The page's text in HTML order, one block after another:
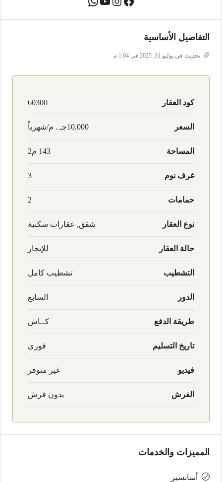
التفاصيل الأساسية
تحديث في يوليو 31, 2025 في 1:04 م
كود العقار 60300
السعر 10,000جـ . م/شهرياً
المساحة 143 م2
غرف نوم 3
حمامات 2
نوع العقار شقق, عقارات سكنية
حالة العقار للإيجار
التشطيب تشطيب كامل
الدور السابع
طريقة الدفع كــاش
تاريخ التسليم فوري
فيديو غير متوفر
الفرش بدون فرش
المميزات والخدمات
أسانسير